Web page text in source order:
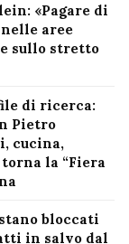
«Pagare di
aree
sullo stretto
di ricerca:
Pietro
cucina,
la “Fiera
bloccati
in salvo dal